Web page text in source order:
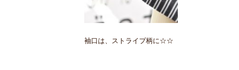
袖口は、ストライプ柄に☆☆